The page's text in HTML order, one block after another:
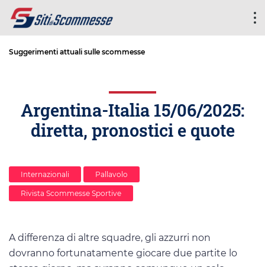
Suggerimenti attuali sulle scommesse
Argentina-Italia 15/06/2025:
diretta, pronostici e quote
Internazionali Pallavolo
Rivista Scommesse Sportive
A differenza di altre squadre, gli azzurri non
dovranno fortunatamente giocare due partite lo